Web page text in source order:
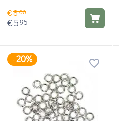
€800
€595
-20%